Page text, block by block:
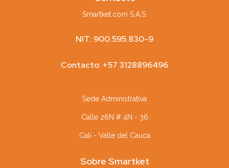
Smartket.com S.A.S.
NIT: 900.595.830-9
Contacto: +57 3128896496
Sede Administrativa
Calle 26N # 4N - 36
Cali - Valle del Cauca
Sobre Smartket